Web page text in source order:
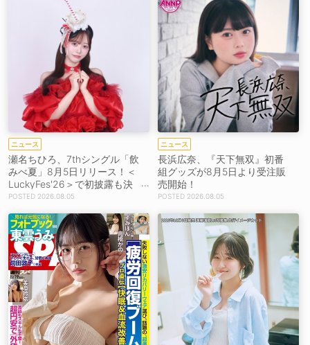
ニュース
瀬名ちひろ、7thシングル「飲
みべ夏」8月5日リリース！＜
LuckyFes'26＞で初披露も決
定
2026.08.05
ニュース
長浜広奈、『天下無双』初番
組グッズが8月5日より受注販
売開始！
2026.08.05